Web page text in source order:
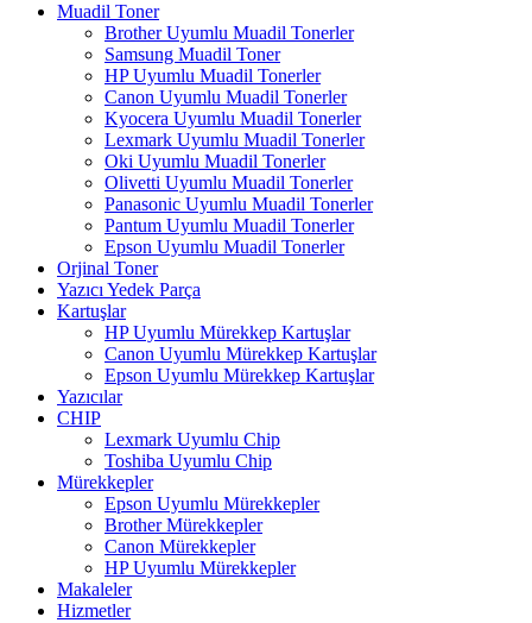
Muadil Toner
Brother Uyumlu Muadil Tonerler
Samsung Muadil Toner
HP Uyumlu Muadil Tonerler
Canon Uyumlu Muadil Tonerler
Kyocera Uyumlu Muadil Tonerler
Lexmark Uyumlu Muadil Tonerler
Oki Uyumlu Muadil Tonerler
Olivetti Uyumlu Muadil Tonerler
Panasonic Uyumlu Muadil Tonerler
Pantum Uyumlu Muadil Tonerler
Epson Uyumlu Muadil Tonerler
Orjinal Toner
Yazıcı Yedek Parça
Kartuşlar
HP Uyumlu Mürekkep Kartuşlar
Canon Uyumlu Mürekkep Kartuşlar
Epson Uyumlu Mürekkep Kartuşlar
Yazıcılar
CHIP
Lexmark Uyumlu Chip
Toshiba Uyumlu Chip
Mürekkepler
Epson Uyumlu Mürekkepler
Brother Mürekkepler
Canon Mürekkepler
HP Uyumlu Mürekkepler
Makaleler
Hizmetler